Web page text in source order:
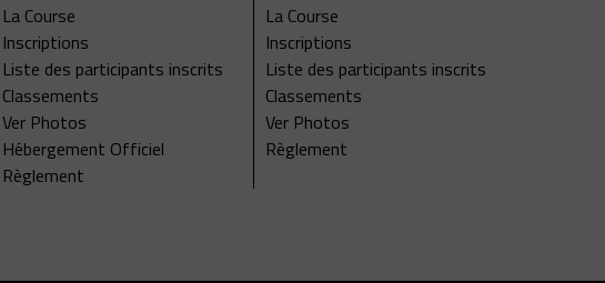
La Course
Inscriptions
Liste des participants inscrits
Classements
Ver Photos
Hébergement Officiel
Règlement
La Course
Inscriptions
Liste des participants inscrits
Classements
Ver Photos
Règlement